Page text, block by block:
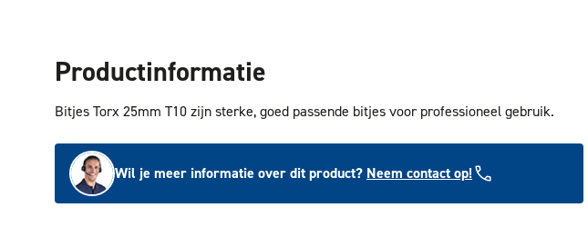
Productinformatie
Bitjes Torx 25mm T10 zijn sterke, goed passende bitjes voor professioneel gebruik.
Wil je meer informatie over dit product? Neem contact op!